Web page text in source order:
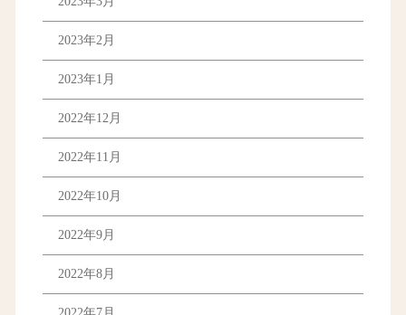
2023年2月
2023年1月
2022年12月
2022年11月
2022年10月
2022年9月
2022年8月